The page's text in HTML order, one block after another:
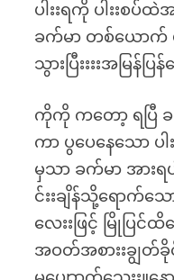
ပါးးရကို ပါးးစ
ခက်မာ တစ်ယောက်
သွားပြီးးးးအမြ
ကိုကို ကတော့ ရပြီ ခ
ကာ ပွပေနေသော
မှသာ ခက်မာ အား
င်းးချိန်သို့ရောက်
လေးးဖြင့် မြိုပြင်
အဝတ်အစားးချွတ်ခို